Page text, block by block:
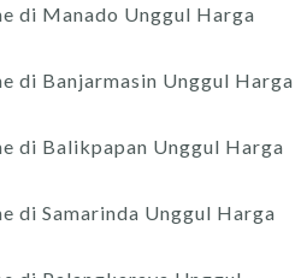
di Manado Unggul Harga
di Banjarmasin Unggul Harga
di Balikpapan Unggul Harga
di Samarinda Unggul Harga